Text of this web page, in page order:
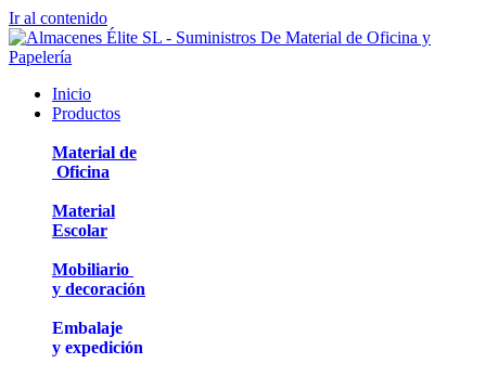
Ir al contenido
Inicio
Productos
Material de
Oficina
Material
Escolar
Mobiliario
y decoración
Embalaje
y expedición